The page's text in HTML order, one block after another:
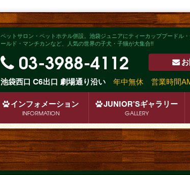
ペットサロン・ペットホテル併設。池袋ジュニアにティーカッププードル
ールド・マンチカンなど、人気の世界の子犬・子猫が大集合!!
03-3988-4112
池袋西口 C6出口 劇場通り沿い 年中無休 営業時間
インフォメーション
INFORMATION
JUNIOR’Sギャラリー
GALLERY